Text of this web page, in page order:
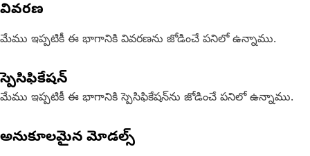
వివరణ
మేము ఇప్పటికీ ఈ భాగానికి వివరణను జోడించే పనిలో ఉన్నాము.
స్పెసిఫికేషన్
మేము ఇప్పటికీ ఈ భాగానికి స్పెసిఫికేషన్‌ను జోడించే పనిలో ఉన్నాము.
అనుకూలమైన మోడల్స్